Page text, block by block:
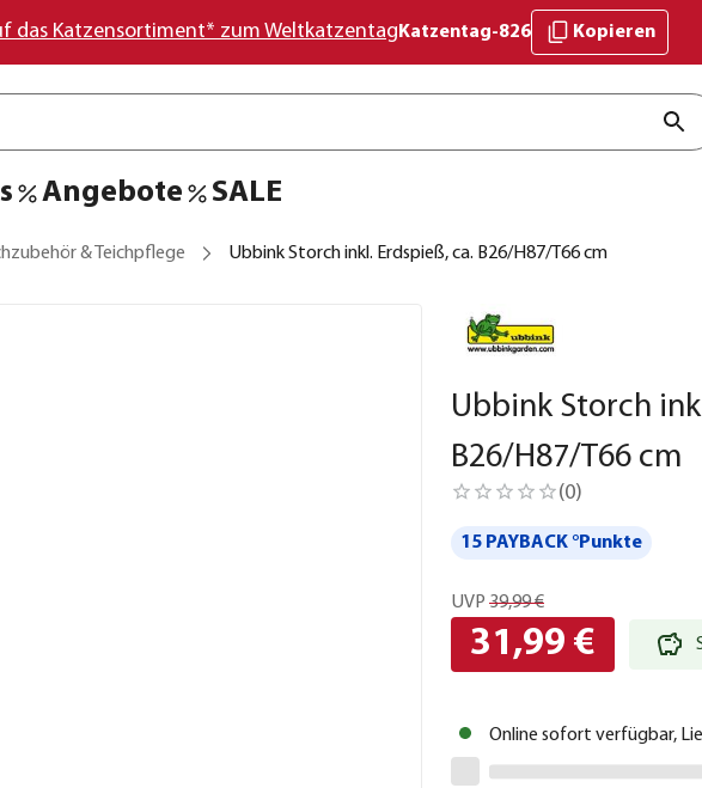
das Katzensortiment* zum Weltkatzentag Katzentag-826 Kopieren
Angebote SALE
& Teichpflege Ubbink Storch inkl. Erdspieß, ca. B26/H87/T66 cm
Ubbink Storch
B26/H87/T66 cm
(0)
15 PAYBACK °Punkte
UVP 39,99 €
31,99 €
Online sofort verfügbar,